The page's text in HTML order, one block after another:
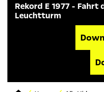
Rekord E 1977 - Fahrt
Leuchtturm